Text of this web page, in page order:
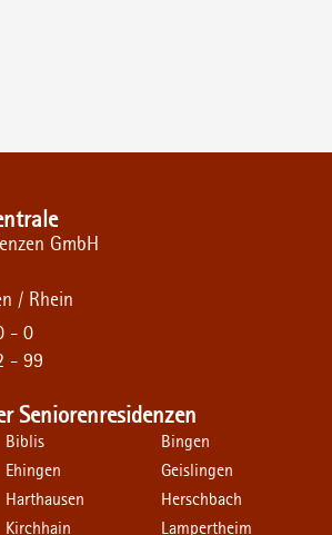
GmbH
/ Rhein
- 0
- 99
Seniorenresidenzen
Biblis
Bingen
Ehingen
Geislingen
Harthausen
Herschbach
Kirchhain Lampertheim